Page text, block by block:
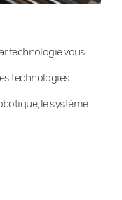
technologie vous
technologies
le système